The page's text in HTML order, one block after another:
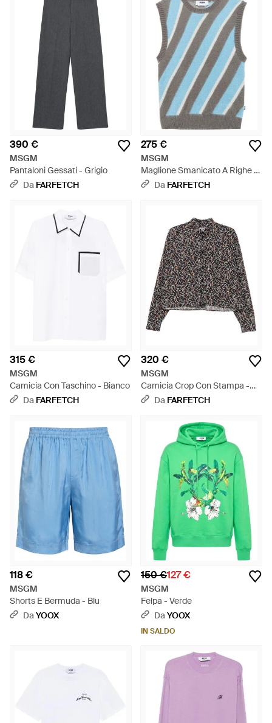
390 €
MSGM
Pantaloni Gessati - Grigio
Da FARFETCH
275 €
MSGM
Maglione Smanicato A Righe -
Blu Da FARFETCH
315 €
MSGM
Camicia Con Taschino - Bianco
Da FARFETCH
320 €
MSGM
Camicia Crop Con Stampa -
Grigio
Da FARFETCH
118 €
MSGM
Shorts E Bermuda - Blu
DaYOOX
150 €127 €
MSGM
Felpa - Verde
DaYOOX
IN SALDO